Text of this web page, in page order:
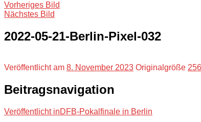
Vorheriges Bild
Nächstes Bild
2022-05-21-Berlin-Pixel-032
Veröffentlicht am 8. November 2023 Originalgröße
Beitragsnavigation
Veröffentlicht inDFB-Pokalfinale in Berlin